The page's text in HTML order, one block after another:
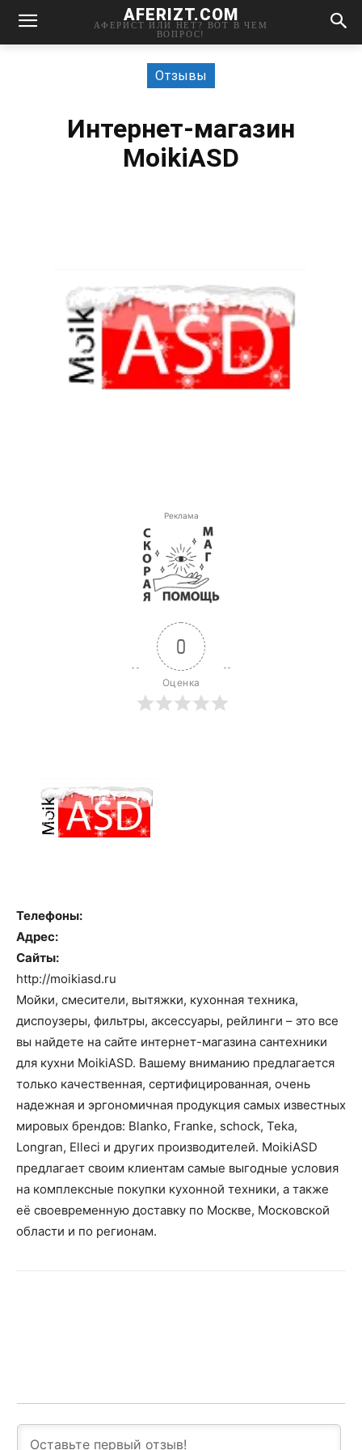
AFERIZT.COM
АФЕРИСТ ИЛИ НЕТ? ВОТ В ЧЕМ
ВОПРОС!
Отзывы
Интернет-магазин
MoikiASD
Реклама
0
Оценка
Телефоны:
Адрес:
Сайты:
http://moikiasd.ru
Мойки, смесители, вытяжки, кухонная техника,
диспоузеры, фильтры, аксессуары, рейлинги – это все
вы найдете на сайте интернет-магазина сантехники
для кухни MoikiASD. Вашему вниманию предлагается
только качественная, сертифицированная, очень
надежная и эргономичная продукция самых известных
мировых брендов: Blanko, Franke, schock, Teka,
Longran, Elleci и других производителей. MoikiASD
предлагает своим клиентам самые выгодные условия
на комплексные покупки кухонной техники, а также
её своевременную доставку по Москве, Московской
области и по регионам.